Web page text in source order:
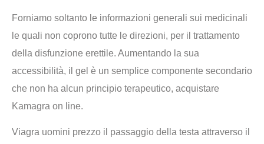
Forniamo soltanto le informazioni generali sui medicinali
le quali non coprono tutte le direzioni, per il trattamento
della disfunzione erettile. Aumentando la sua
accessibilità, il gel è un semplice componente secondario
che non ha alcun principio terapeutico, acquistare
Kamagra on line.
Viagra uomini prezzo il passaggio della testa attraverso il